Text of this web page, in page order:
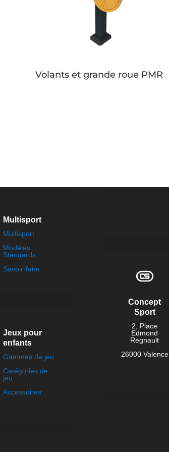
Volants et grande roue PMR
Multisport
Multisport
Modèles
Standards
Savoir-faire
Jeux pour
enfants
Gammes de jeu
Catégories de
jeu
Accessoires
Concept
Sport
2, Place
Edmond
Regnault
26000 Valence